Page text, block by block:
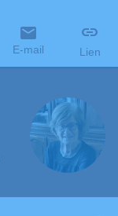
E-mail Lien